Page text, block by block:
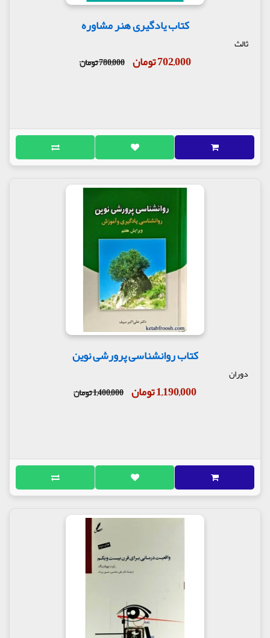
کتاب یادگیری هنر مشاوره
ثالث
702,000 تومان 780,000 تومان
کتاب روانشناسی پرورشی نوین
دوران
1,190,000 تومان 1,400,000 تومان